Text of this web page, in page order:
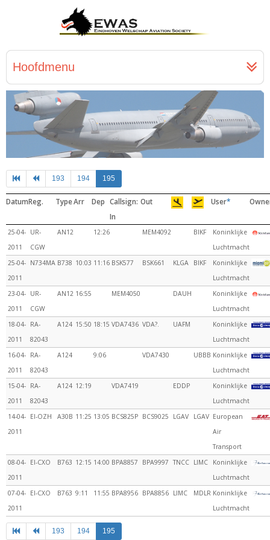
Hoofdmenu
193 194 195
DatumReg. TypeArr Dep Callsign:
In
Out User*
25-04-
2011
UR-
CGW
AN12 12:26 MEM4092 BIKF
Koninklijke
Luchtmacht
25-04-
2011
N734MA B738 10:03 11:16 BSK577 BSK661 KLGA BIKF
Koninklijke
Luchtmacht
23-04-
2011
UR-
CGW
AN12 16:55 MEM4050 DAUH
Koninklijke
Luchtmacht
18-04-
2011
RA-
82043
A124 15:50 18:15 VDA7436 VDA?. UAFM
Koninklijke
Luchtmacht
16-04-
2011
RA-
82043
A124 9:06 VDA7430 UBBB Koninklijke
Luchtmacht
15-04-
2011
RA-
82043
A124 12:19 VDA7419 EDDP
Koninklijke
Luchtmacht
14-04-
2011
EI-OZH A30B 11:25 13:05 BCS825P BCS9025 LGAV LGAV European
Air
Transport
08-04-
2011
EI-CXO B763 12:15 14:00 BPA8857 BPA9997 TNCC LIMC
Koninklijke
Luchtmacht
07-04-
2011
EI-CXO B763 9:11 11:55 BPA8956 BPA8856 LIMC MDLR Koninklijke
Luchtmacht
193 194 195